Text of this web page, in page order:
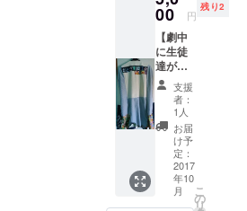
い。
！！ パ
ラパラ
の炒飯
をご賞
味あ
れ！！
通費等
は別途
でご用
意下さ
い。 ※
砥ぎ石
があり
00 円
残り2
【劇中
に生徒
達が着
る衣装
に自分
の名前
が書け
る！？
！？】
生徒達
が使用
される
支援
者：
1人
お届
け予
定：
2017
年10
月
こ
の
リ